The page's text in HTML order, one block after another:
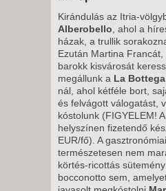
Kirándulás az Itria-
Alberobello , ahol a
házak, a trullik
Ezután Martina
barokk kisvárosát
megállunk a La
nál, ahol kétféle bort,
és felvágott válogatást,
kóstolunk (FIGYELEM!
helyszínen fizetendő
EUR/fő). A
természetesen nem
körtés-ricottás
bocconotto sem,